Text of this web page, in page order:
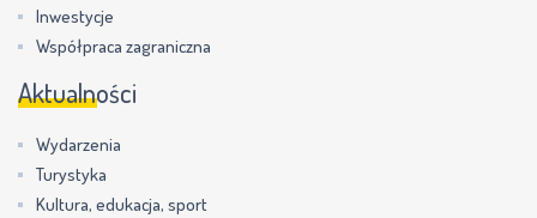
Inwestycje
Współpraca zagraniczna
Aktualności
Wydarzenia
Turystyka
Kultura, edukacja, sport